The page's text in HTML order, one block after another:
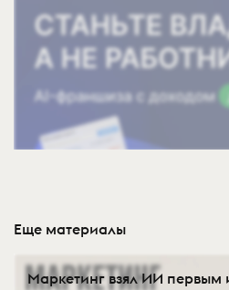
Еще материалы
Маркетинг взял ИИ первым